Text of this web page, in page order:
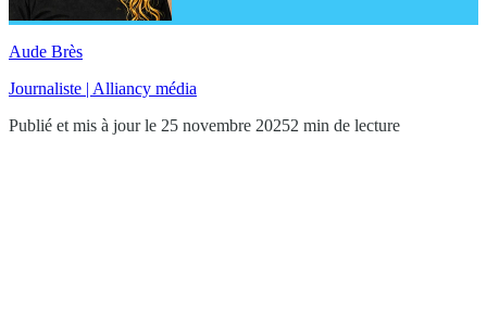
Aude Brès
Journaliste | Alliancy média
Publié et mis à jour le 25 novembre 20252 min de lecture